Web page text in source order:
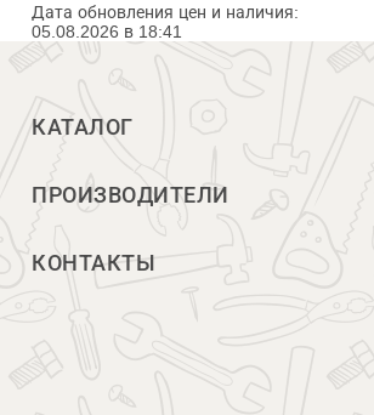
Дата обновления цен и наличия:
05.08.2026 в 18:41
КАТАЛОГ
ПРОИЗВОДИТЕЛИ
КОНТАКТЫ